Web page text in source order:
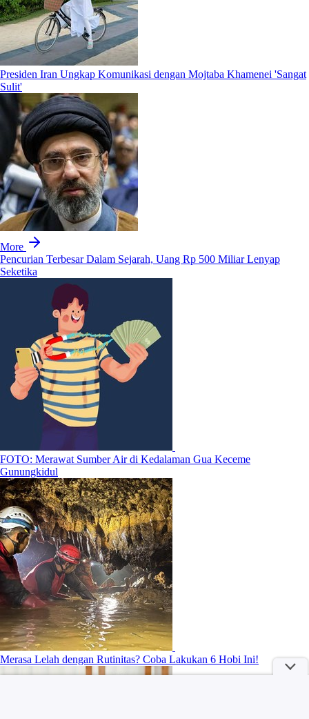
Presiden Iran Ungkap Komunikasi dengan Mojtaba Khamenei 'Sangat
Sulit'
More
Pencurian Terbesar Dalam Sejarah, Uang Rp 500 Miliar Lenyap
Seketika
FOTO: Merawat Sumber Air di Kedalaman Gua Keceme
Gunungkidul
Merasa Lelah dengan Rutinitas? Coba Lakukan 6 Hobi Ini!